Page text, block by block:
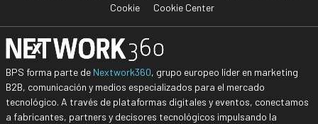
Cookie
Cookie Center
BPS forma parte de Nextwork360, grupo europeo líder en marketing
B2B, comunicación y medios especializados para el mercado
tecnológico. A través de plataformas digitales y eventos, conectamos
a fabricantes, partners y decisores tecnológicos impulsando la